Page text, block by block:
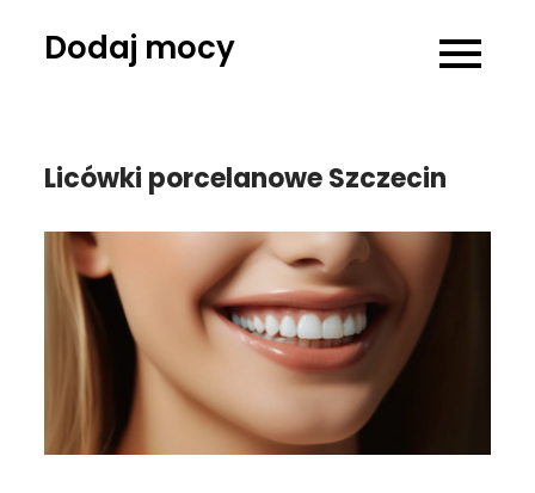
Dodaj mocy
Licówki porcelanowe Szczecin